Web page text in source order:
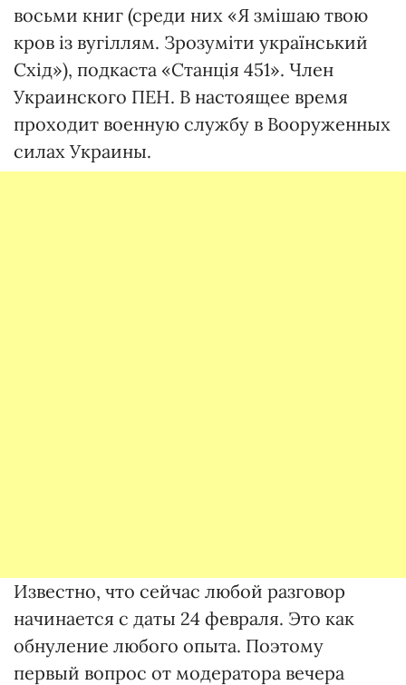
восьми книг (среди них «Я змішаю твою
кров із вугіллям. Зрозуміти український
Схід»), подкаста «Станція 451». Член
Украинского ПЕН. В настоящее время
проходит военную службу в Вооруженных
силах Украины.
Известно, что сейчас любой разговор
начинается с даты 24 февраля. Это как
обнуление любого опыта. Поэтому
первый вопрос от модератора вечера